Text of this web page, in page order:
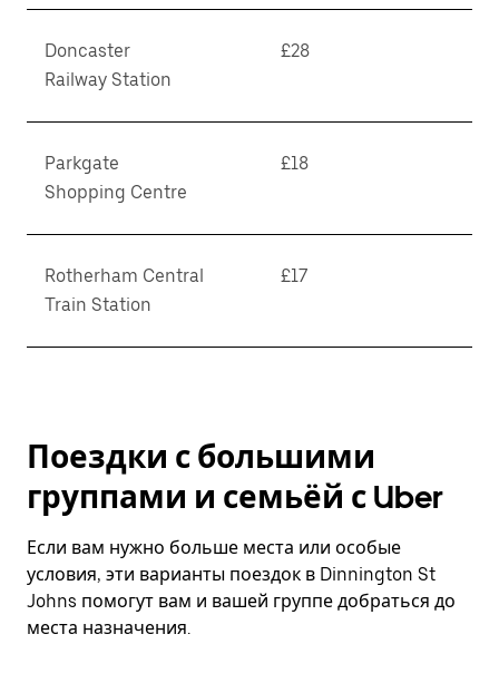
Doncaster
Railway Station
£28
Parkgate
Shopping Centre
£18
Rotherham Central
Train Station
£17
Поездки с большими
группами и семьёй с Uber
Если вам нужно больше места или особые
условия, эти варианты поездок в Dinnington St
Johns помогут вам и вашей группе добраться до
места назначения.